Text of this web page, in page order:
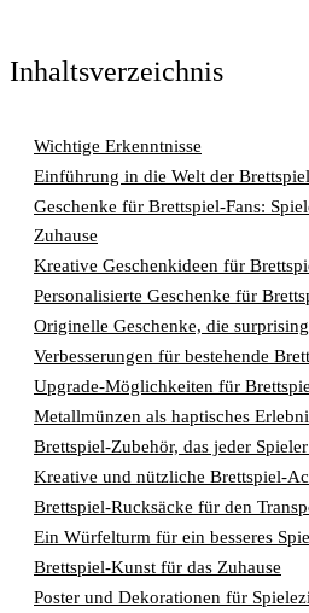
Inhaltsverzeichnis
Wichtige Erkenntnisse
Einführung in die Welt der
Geschenke für Brettspiel-Fans:
Zuhause
Kreative Geschenkideen für
Personalisierte Geschenke für
Originelle Geschenke, die surprising
Verbesserungen für bestehende
Upgrade-Möglichkeiten für
Metallmünzen als haptisches
Brettspiel-Zubehör, das jeder
Kreative und nützliche Brettspiel-
Brettspiel-Rucksäcke für den
Ein Würfelturm für ein besseres
Brettspiel-Kunst für das Zuhause
Poster und Dekorationen für